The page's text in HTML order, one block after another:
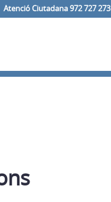
Atenció Ciutadana 972 727 273